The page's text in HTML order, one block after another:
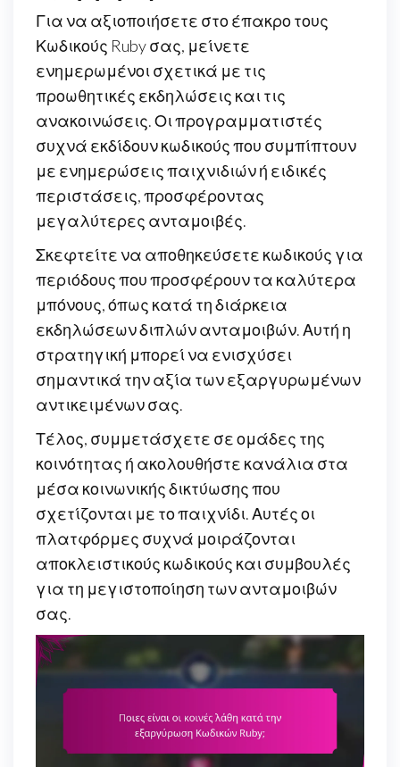
Για να αξιοποιήσετε στο έπακρο τους
Κωδικούς Ruby σας, μείνετε
ενημερωμένοι σχετικά με τις
προωθητικές εκδηλώσεις και τις
ανακοινώσεις. Οι προγραμματιστές
συχνά εκδίδουν κωδικούς που συμπίπτουν
με ενημερώσεις παιχνιδιών ή ειδικές
περιστάσεις, προσφέροντας
μεγαλύτερες ανταμοιβές.
Σκεφτείτε να αποθηκεύσετε κωδικούς για
περιόδους που προσφέρουν τα καλύτερα
μπόνους, όπως κατά τη διάρκεια
εκδηλώσεων διπλών ανταμοιβών. Αυτή η
στρατηγική μπορεί να ενισχύσει
σημαντικά την αξία των εξαργυρωμένων
αντικειμένων σας.
Τέλος, συμμετάσχετε σε ομάδες της
κοινότητας ή ακολουθήστε κανάλια στα
μέσα κοινωνικής δικτύωσης που
σχετίζονται με το παιχνίδι. Αυτές οι
πλατφόρμες συχνά μοιράζονται
αποκλειστικούς κωδικούς και συμβουλές
για τη μεγιστοποίηση των ανταμοιβών
σας.